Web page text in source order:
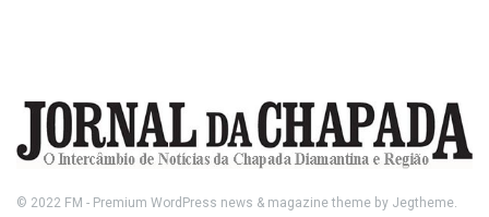
© 2022 FM - Premium WordPress news & magazine theme by Jegtheme.